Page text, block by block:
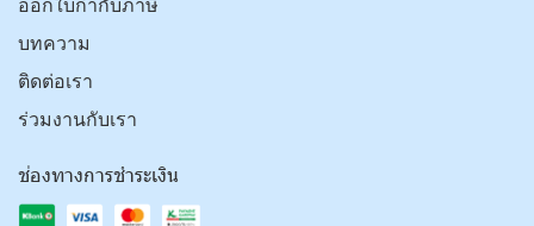
ออกใบกำกับภาษี
บทความ
ติดต่อเรา
ร่วมงานกับเรา
ช่องทางการชำระเงิน